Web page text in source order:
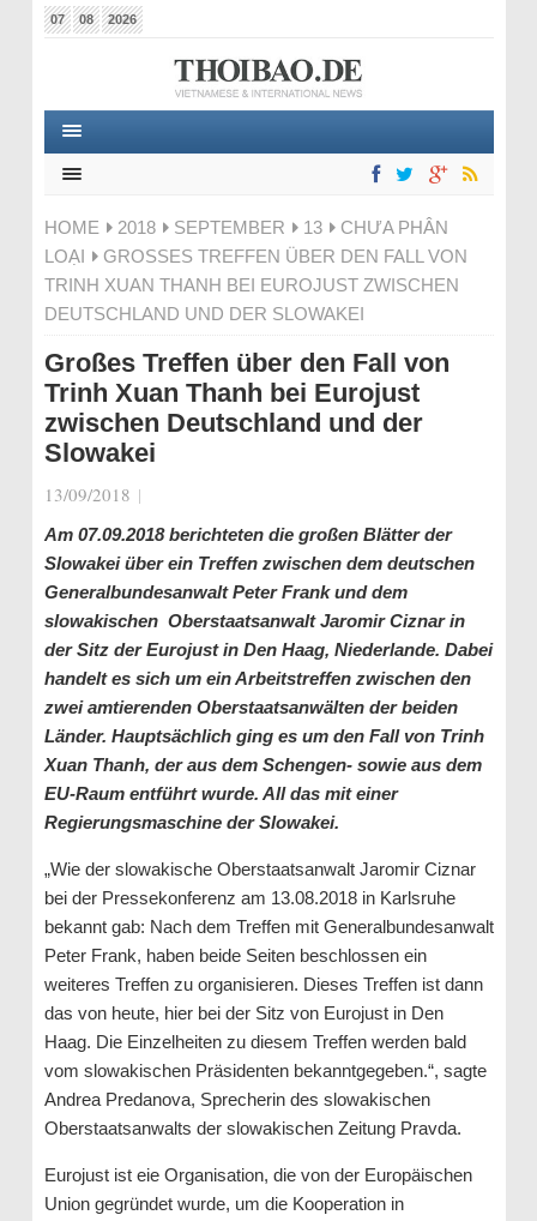
07 08 2026
HOME 2018 SEPTEMBER 13
CHƯA PHÂN
LOẠI
GROSSES TREFFEN ÜBER DEN FALL VON T
RINH XUAN THANH BEI EUROJUST ZWISCHEN D
EUTSCHLAND UND DER SLOWAKEI
Großes Treffen über den Fall von
Trinh Xuan Thanh bei Eurojust
zwischen Deutschland und der
Slowakei
13/09/2018 |
Am 07.09.2018 berichteten die großen Blätter der
Slowakei über ein Treffen zwischen dem deutschen
Generalbundesanwalt Peter Frank und dem
slowakischen Oberstaatsanwalt Jaromir Ciznar in
der Sitz der Eurojust in Den Haag, Niederlande. Dabei
handelt es sich um ein Arbeitstreffen zwischen den
zwei amtierenden Oberstaatsanwälten der beiden
Länder. Hauptsächlich ging es um den Fall von Trinh
Xuan Thanh, der aus dem Schengen- sowie aus dem
EU-Raum entführt wurde. All das mit einer
Regierungsmaschine der Slowakei.
„Wie der slowakische Oberstaatsanwalt Jaromir Ciznar
bei der Pressekonferenz am 13.08.2018 in Karlsruhe
bekannt gab: Nach dem Treffen mit Generalbundesanwalt
Peter Frank, haben beide Seiten beschlossen ein
weiteres Treffen zu organisieren. Dieses Treffen ist dann
das von heute, hier bei der Sitz von Eurojust in Den
Haag. Die Einzelheiten zu diesem Treffen werden bald
vom slowakischen Präsidenten bekanntgegeben.“, sagte
Andrea Predanova, Sprecherin des slowakischen
Oberstaatsanwalts der slowakischen Zeitung Pravda.
Eurojust ist eie Organisation, die von der Europäischen
Union gegründet wurde, um die Kooperation in